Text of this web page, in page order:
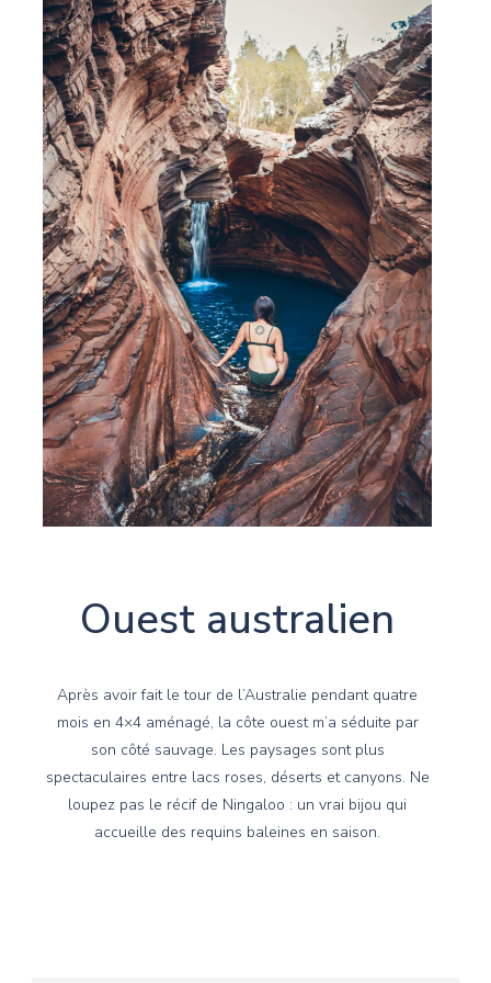
Ouest australien
Après avoir fait le tour de l’Australie pendant quatre
mois en 4×4 aménagé, la côte ouest m’a séduite par
son côté sauvage. Les paysages sont plus
spectaculaires entre lacs roses, déserts et canyons. Ne
loupez pas le récif de Ningaloo : un vrai bijou qui
accueille des requins baleines en saison.